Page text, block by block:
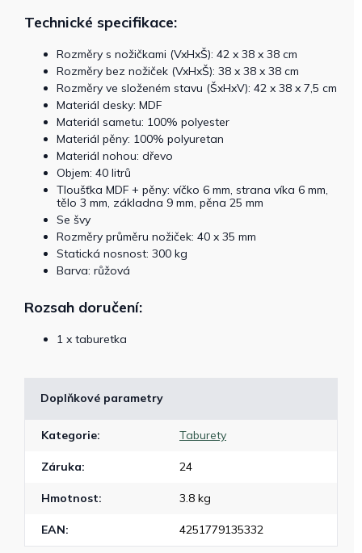
Technické specifikace:
Rozměry s nožičkami (VxHxŠ): 42 x 38 x 38 cm
Rozměry bez nožiček (VxHxŠ): 38 x 38 x 38 cm
Rozměry ve složeném stavu (ŠxHxV): 42 x 38 x 7,5 cm
Materiál desky: MDF
Materiál sametu: 100% polyester
Materiál pěny: 100% polyuretan
Materiál nohou: dřevo
Objem: 40 litrů
Tloušťka MDF + pěny: víčko 6 mm, strana víka 6 mm,
tělo 3 mm, základna 9 mm, pěna 25 mm
Se švy
Rozměry průměru nožiček: 40 x 35 mm
Statická nosnost: 300 kg
Barva: růžová
Rozsah doručení:
1 x taburetka
Doplňkové parametry
Kategorie: Taburety
Záruka: 24
Hmotnost: 3.8 kg
EAN: 4251779135332